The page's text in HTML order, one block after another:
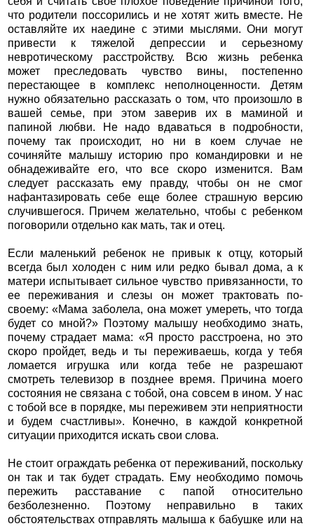
что родители поссорились и не хотят жить вместе. Не
оставляйте их наедине с этими мыслями. Они могут
привести к тяжелой депрессии и серьезному
невротическому расстройству. Всю жизнь ребенка
может преследовать чувство вины, постепенно
перестающее в комплекс неполноценности. Детям
нужно обязательно рассказать о том, что произошло в
вашей семье, при этом заверив их в маминой и
папиной любви. Не надо вдаваться в подробности,
почему так происходит, но ни в коем случае не
сочиняйте малышу историю про командировки и не
обнадеживайте его, что все скоро изменится. Вам
следует рассказать ему правду, чтобы он не смог
нафантазировать себе еще более страшную версию
случившегося. Причем желательно, чтобы с ребенком
поговорили отдельно как мать, так и отец.
Если маленький ребенок не привык к отцу, который
всегда был холоден с ним или редко бывал дома, а к
матери испытывает сильное чувство привязанности, то
ее переживания и слезы он может трактовать по-
своему: «Мама заболела, она может умереть, что тогда
будет со мной?» Поэтому малышу необходимо знать,
почему страдает мама: «Я просто расстроена, но это
скоро пройдет, ведь и ты переживаешь, когда у тебя
ломается игрушка или когда тебе не разрешают
смотреть телевизор в позднее время. Причина моего
состояния не связана с тобой, она совсем в ином. У нас
с тобой все в порядке, мы переживем эти неприятности
и будем счастливы». Конечно, в каждой конкретной
ситуации приходится искать свои слова.
Не стоит ограждать ребенка от переживаний, поскольку
он так и так будет страдать. Ему необходимо помочь
пережить расставание с папой относительно
безболезненно. Поэтому неправильно в таких
обстоятельствах отправлять малыша к бабушке или на